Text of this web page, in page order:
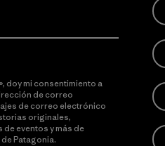
doy mi consentimiento a
de correo
de correo electrónico
originales,
eventos y más de
de Patagonia.